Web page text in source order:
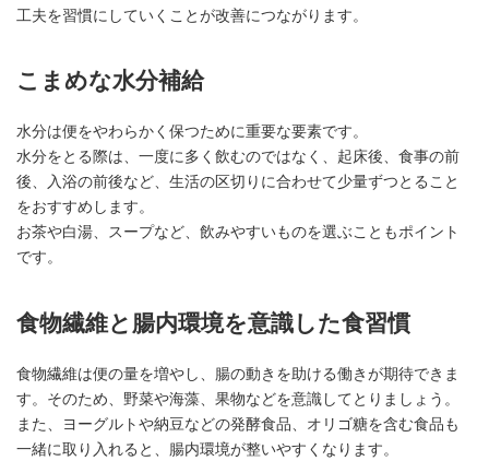
工夫を習慣にしていくことが改善につながります。
こまめな水分補給
水分は便をやわらかく保つために重要な要素です。
水分をとる際は、一度に多く飲むのではなく、起床後、食事の前
後、入浴の前後など、生活の区切りに合わせて少量ずつとること
をおすすめします。
お茶や白湯、スープなど、飲みやすいものを選ぶこともポイント
です。
食物繊維と腸内環境を意識した食習慣
食物繊維は便の量を増やし、腸の動きを助ける働きが期待できま
す。そのため、野菜や海藻、果物などを意識してとりましょう。
また、ヨーグルトや納豆などの発酵食品、オリゴ糖を含む食品も
一緒に取り入れると、腸内環境が整いやすくなります。